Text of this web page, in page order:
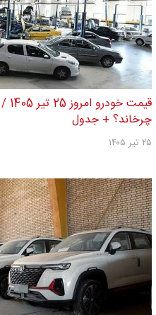
چرخاند؟ + جدول
۲۵ تیر ۱۴۰۵